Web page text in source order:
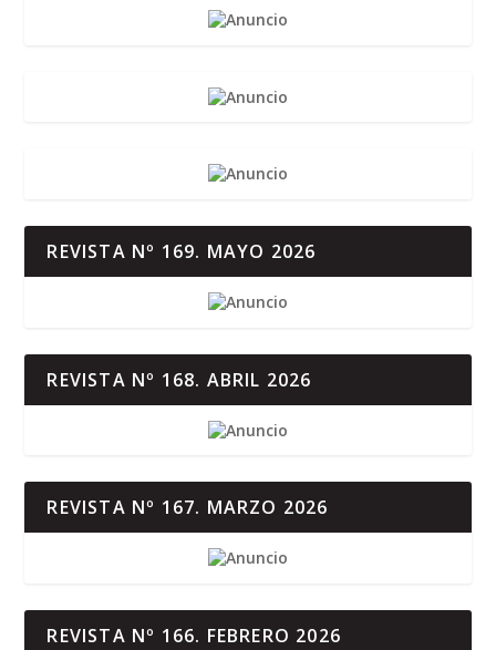
REVISTA Nº 169. MAYO 2026
REVISTA Nº 168. ABRIL 2026
REVISTA Nº 167. MARZO 2026
REVISTA Nº 166. FEBRERO 2026